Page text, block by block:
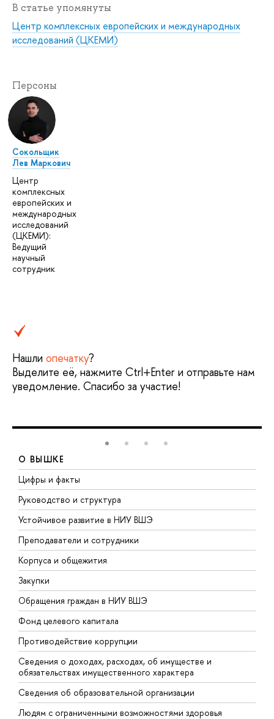
В статье упомянуты
Центр комплексных европейских и международных
исследований (ЦКЕМИ)
Персоны
Сокольщик
Лев Маркович
Центр
комплексных
европейских и
международных
исследований
(ЦКЕМИ):
Ведущий
научный
сотрудник
Нашли опечатку?
Выделите её, нажмите Ctrl+Enter и отправьте нам
уведомление. Спасибо за участие!
О ВЫШКЕ
Цифры и факты
Руководство и структура
Устойчивое развитие в НИУ ВШЭ
Преподаватели и сотрудники
Корпуса и общежития
Закупки
Обращения граждан в НИУ ВШЭ
Фонд целевого капитала
Противодействие коррупции
Сведения о доходах, расходах, об имуществе и
обязательствах имущественного характера
Сведения об образовательной организации
Людям с ограниченными возможностями здоровья